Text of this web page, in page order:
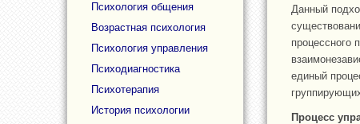
Психология общения
Возрастная психология
Психология управления
Психодиагностика
Психотерапия
История психологии
Данный
процессного
единый
Процесс